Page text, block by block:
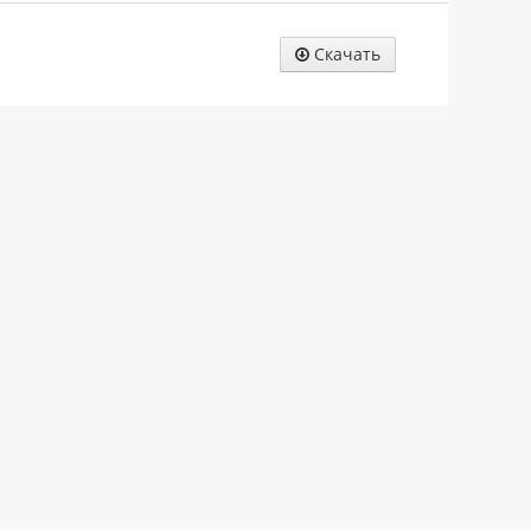
Скачать